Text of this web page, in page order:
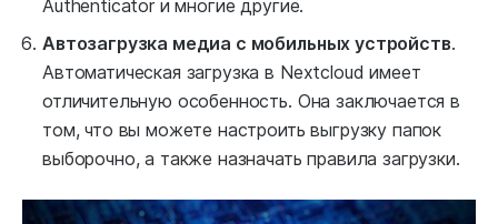
Authenticator и многие другие.
Автозагрузка медиа с мобильных устройств.
Автоматическая загрузка в Nextcloud имеет
отличительную особенность. Она заключается в
том, что вы можете настроить выгрузку папок
выборочно, а также назначать правила загрузки.